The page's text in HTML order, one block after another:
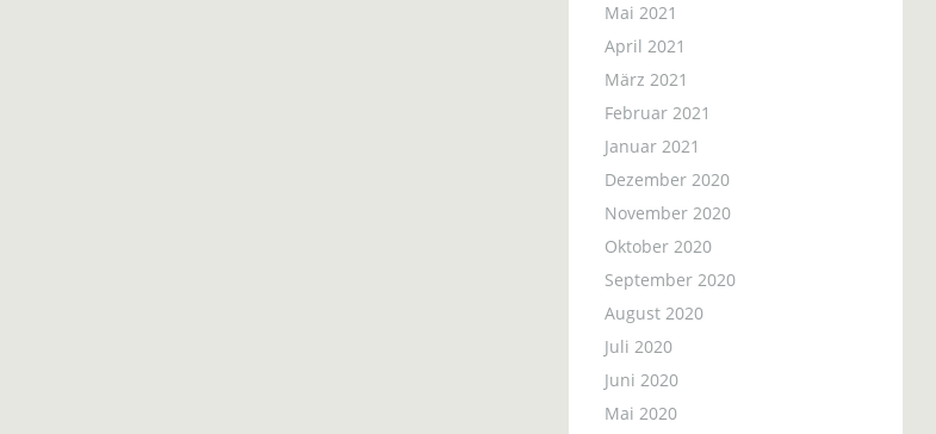
Mai 2021
April 2021
März 2021
Februar 2021
Januar 2021
Dezember 2020
November 2020
Oktober 2020
September 2020
August 2020
Juli 2020
Juni 2020
Mai 2020